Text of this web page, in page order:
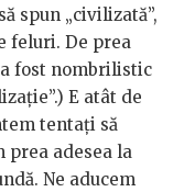
spun „civilizată”,
feluri. De prea
fost nombrilistic
E atât de
tentați să
prea adesea la
Ne aducem